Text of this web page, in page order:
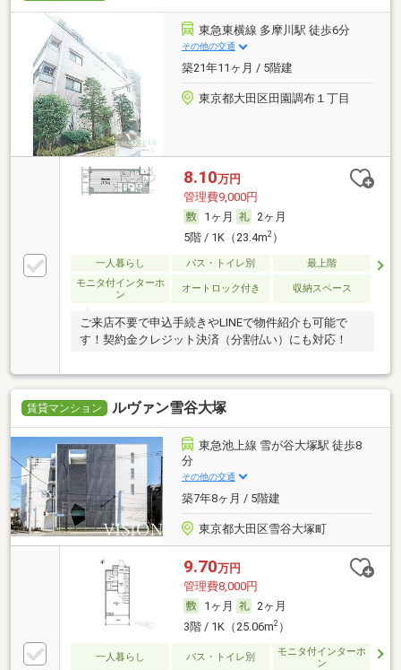
東急東横線 多摩川駅 徒歩6分
その他の交通
築21年11ヶ月 / 5階建
東京都大田区田園調布１丁目
8.10万円
管理費9,000円
1ヶ月
2ヶ月
5階 / 1K（23.4m2）
一人暮らし バス・トイレ別
最上階
モニタ付インターホ
ン
オートロック付き 収納スペース
ご来店不要で申込手続きやLINEで物件紹介も可能で
す！契約金クレジット決済（分割払い）にも対応！
賃貸マンション ルヴァン雪谷大塚
東急池上線 雪が谷大塚駅 徒歩8
分
その他の交通
築7年8ヶ月 / 5階建
東京都大田区雪谷大塚町
9.70万円
管理費8,000円
1ヶ月
2ヶ月
3階 / 1K（25.06m2）
一人暮らし バス・トイレ別
モニタ付インターホ
ン